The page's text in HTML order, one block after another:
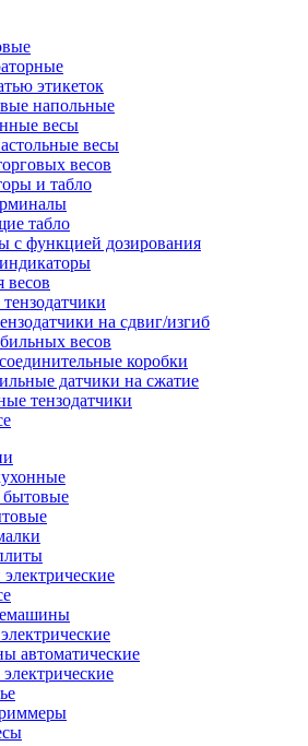
этикеток
напольные
весы
весы
весов
и табло
табло
с функцией дозирования
весов
на сдвиг/изгиб
весов
коробки
датчики на сжатие
тензодатчики
автоматические